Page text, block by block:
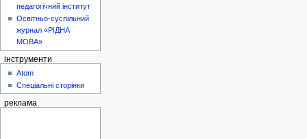
педагогічний інститут
Освітньо-суспільний
журнал «РІДНА
МОВА»
інструменти
Atom
Спеціальні сторінки
реклама